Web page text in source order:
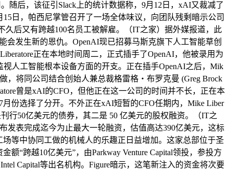
随后，该征引Slack上的统计数据称，9月12日，xAI又裁减了
日，帕西尼掌管召开了一场全体味议，向团队残剩暗示公司
后又有跨越100名员工被解雇。（IT之家）据外媒报道，此
会发生新的恩仇。OpenAI现已招募马斯克旗下人工智能草创
正在本地时间周二，正式插手了OpenAI，他被录用为
人工智能根本设备方面的开支。正在插手OpenAI之后，Mik
，将同公司结合创始人兼总裁格雷格・布罗克曼 (Greg Brock
曾是xAI的CFO，但他正在这一公司的时间并不长，正在本
份选择了分开。不外正在xAI短暂的CFO任期内，Mike Liber
行50亿美元的债券，其二是 50 亿美元的股权融资。（IT之
发表完成迄今为止最大一轮融资，估值高达390亿美元，这标
等中协同工做的机械人的乐趣正日益增加。这家总部位于圣
额“跨越10亿美元”，由Parkway Venture Capital领投，参投方
Capital等出名机构。Figure暗示，这笔新注入的资金将次要